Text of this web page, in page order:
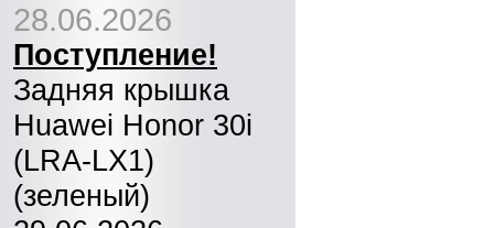
28.06.2026
Поступление!
Задняя крышка
Huawei Honor 30i
(LRA-LX1)
(зеленый)